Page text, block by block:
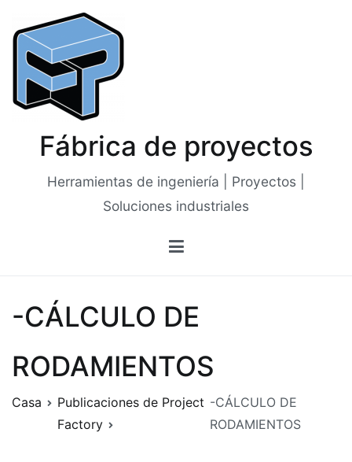
contenido
Fábrica de proyectos
Herramientas de ingeniería | Proyectos |
Soluciones industriales
-CÁLCULO DE
RODAMIENTOS
Casa
Publicaciones de Project
Factory
-CÁLCULO DE
RODAMIENTOS